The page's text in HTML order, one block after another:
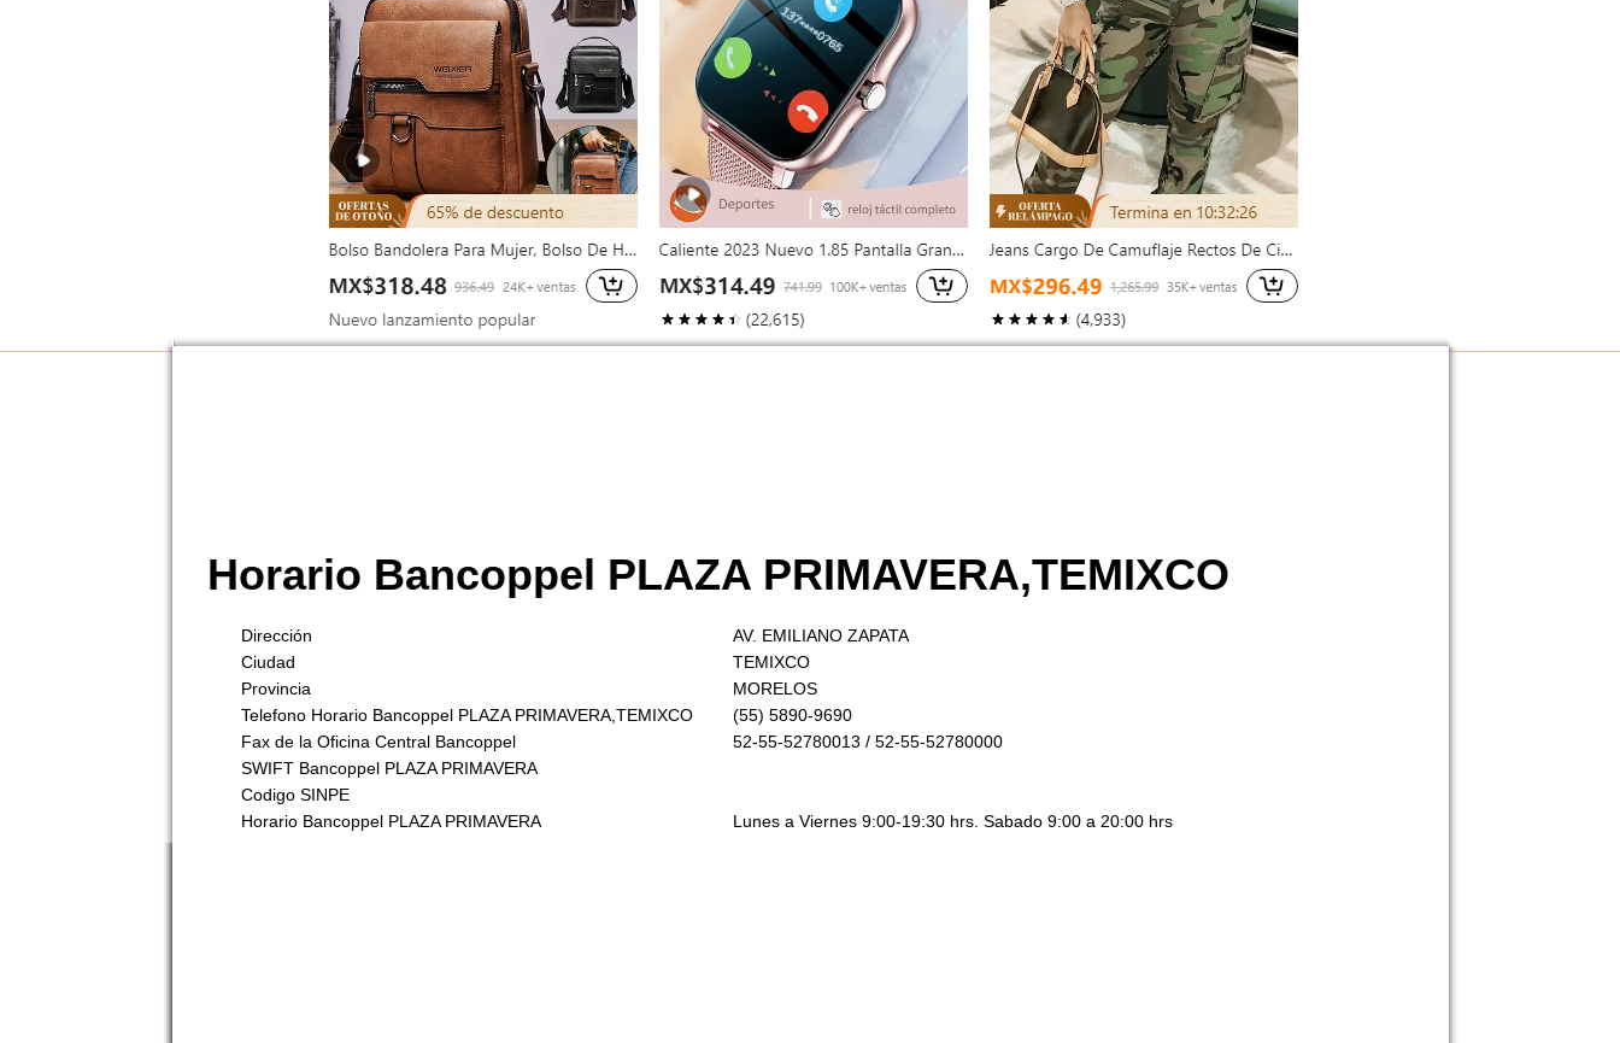
Horario Bancoppel PLAZA PRIMAVERA,TEMIXCO
Dirección
AV. EMILIANO ZAPATA
Ciudad
TEMIXCO
Provincia
MORELOS
Telefono Horario Bancoppel PLAZA PRIMAVERA,TEMIXCO
(55) 5890-9690
Fax de la Oficina Central Bancoppel
52-55-52780013 / 52-55-52780000
SWIFT Bancoppel PLAZA PRIMAVERA
Codigo SINPE
Horario Bancoppel PLAZA PRIMAVERA
Lunes a Viernes 9:00-19:30 hrs. Sabado 9:00 a 20:00 hrs